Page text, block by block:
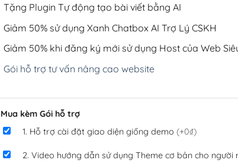
Tặng Plugin Tự động tạo bài viết bằng AI
Giảm 50% sử dụng Xanh Chatbox AI Trợ Lý CSKH
Giảm 50% khi đăng ký mới sử dụng Host của Web
Gói hỗ trợ tư vấn nâng cao website
Mua kèm Gói hỗ trợ
1. Hỗ trợ cài đặt giao diện giống demo (+0₫)
2. Video hướng dẫn sử dụng Theme cơ bản cho người